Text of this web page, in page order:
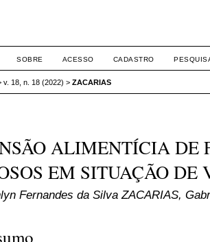
SOBRE ACESSO CADASTRO
v. 18, n. 18 (2022) > ZACARIAS
ALIMENTÍCIA DE
EM SITUAÇÃO
Fernandes da Silva ZACARIAS,